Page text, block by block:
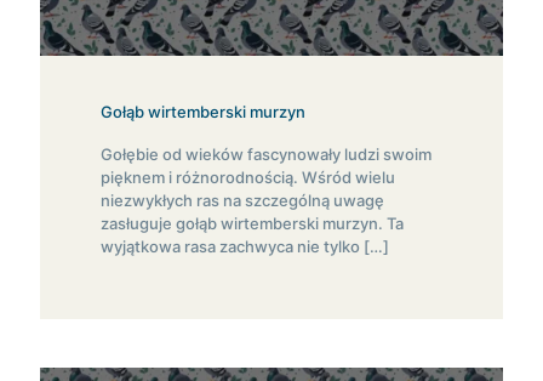
Gołąb wirtemberski murzyn
Gołębie od wieków fascynowały ludzi swoim
pięknem i różnorodnością. Wśród wielu
niezwykłych ras na szczególną uwagę
zasługuje gołąb wirtemberski murzyn. Ta
wyjątkowa rasa zachwyca nie tylko […]